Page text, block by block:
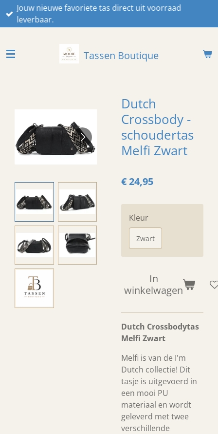
Ga
direct
hoofdinhoud
Jouw nieuwe favoriete tas direct uit voorraad
leverbaar.
Tassen Boutique
Dutch
Crossbody -
schoudertas
Melfi Zwart
€ 24,95
Kleur
Zwart
In
winkelwagen
Dutch Crossbodytas
Melfi Zwart
Melfi is van de I'm
Dutch collectie! Dit
tasje is uitgevoerd in
een mooi PU
materiaal en wordt
geleverd met twee
verschillende